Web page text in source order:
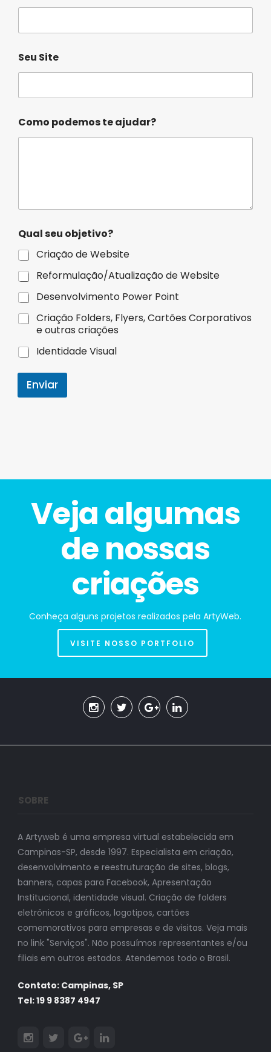
b
j
t
v
o
?
e
Seu Site
Como podemos te ajudar?
Qual seu objetivo?
Criação de Website
Reformulação/Atualização de Website
Desenvolvimento Power Point
Criação Folders, Flyers, Cartões Corporativos
e outras criações
Identidade Visual
Enviar
Veja algumas
de nossas
criações
Conheça alguns projetos realizados pela ArtyWeb.
VISITE NOSSO PORTFOLIO
SOBRE
A Artyweb é uma empresa virtual estabelecida em
Campinas-SP, desde 1997. Especialista em criação,
desenvolvimento e reestruturação de sites, blogs,
banners, capas para Facebook, Apresentação
Institucional, identidade visual. Criação de folders
eletrônicos e gráficos, logotipos, cartões
comemorativos para empresas e de visitas. Veja mais
no link "Serviços". Não possuímos representantes e/ou
filiais em outros estados. Atendemos todo o Brasil.
Contato: Campinas, SP
Tel: 19 9 8387 4947